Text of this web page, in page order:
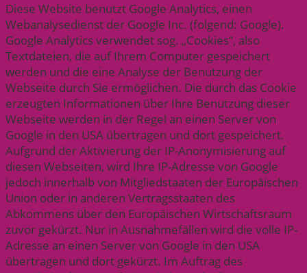
Diese Website benutzt Google Analytics, einen
Webanalysedienst der Google Inc. (folgend: Google).
Google Analytics verwendet sog. „Cookies“, also
Textdateien, die auf Ihrem Computer gespeichert
werden und die eine Analyse der Benutzung der
Webseite durch Sie ermöglichen. Die durch das Cookie
erzeugten Informationen über Ihre Benutzung dieser
Webseite werden in der Regel an einen Server von
Google in den USA übertragen und dort gespeichert.
Aufgrund der Aktivierung der IP-Anonymisierung auf
diesen Webseiten, wird Ihre IP-Adresse von Google
jedoch innerhalb von Mitgliedstaaten der Europäischen
Union oder in anderen Vertragsstaaten des
Abkommens über den Europäischen Wirtschaftsraum
zuvor gekürzt. Nur in Ausnahmefällen wird die volle IP-
Adresse an einen Server von Google in den USA
übertragen und dort gekürzt. Im Auftrag des